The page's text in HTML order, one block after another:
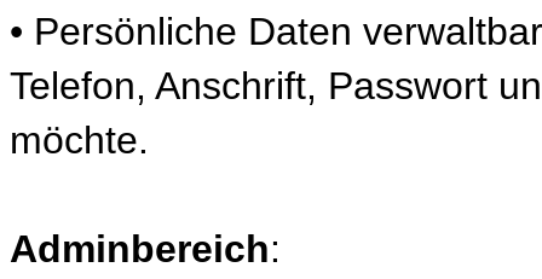
• Persönliche Daten
Telefon, Anschrift, Passwort
möchte.
Adminbereich: